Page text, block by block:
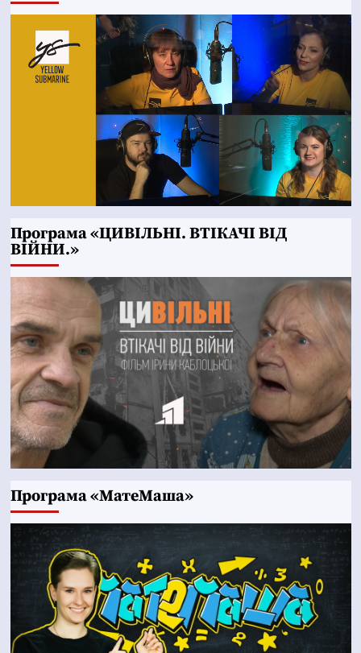
Програма «ЦИВІЛЬНІ. ВТІКАЧІ ВІД
ВІЙНИ.»
Програма «МатеМаша»